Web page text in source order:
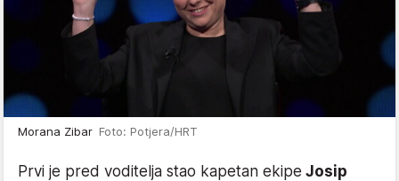
Morana Zibar Foto: Potjera/HRT
Prvi je pred voditelja stao kapetan ekipe Josip